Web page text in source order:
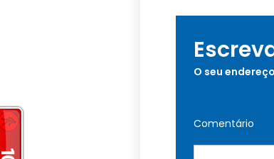
O seu
Comentário